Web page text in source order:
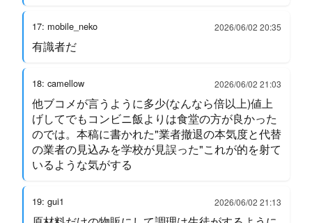
17: mobile_neko 2026/06/02 20:35
有識者だ
18: camellow 2026/06/02 21:03
他ブコメが言うように多少(なんなら倍以上)値上
げしてでもコンビニ飯よりは食堂の方が良かった
のでは。本稿に書かれた"業者撤退の本気度と代替
の業者の見込みを学校が見誤った"これが的を射て
いるような気がする
19: gui1 2026/06/02 21:13